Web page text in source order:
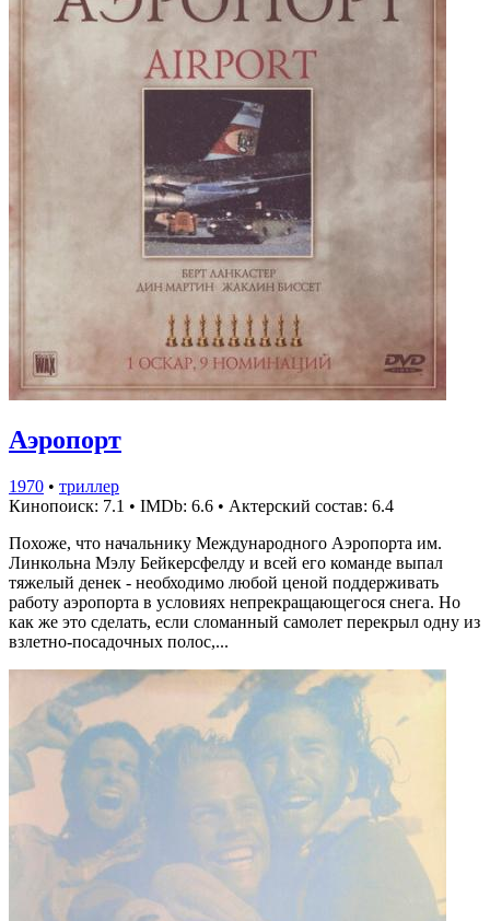
Аэропорт
1970 • триллер
Кинопоиск: 7.1 • IMDb: 6.6 • Актерский состав: 6.4
Похоже, что начальнику Международного Аэропорта им.
Линкольна Мэлу Бейкерсфелду и всей его команде выпал
тяжелый денек - необходимо любой ценой поддерживать
работу аэропорта в условиях непрекращающегося снега. Но
как же это сделать, если сломанный самолет перекрыл одну из
взлетно-посадочных полос,...